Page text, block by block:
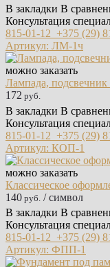
В закладки В
Консультация
815-01-12 +375 (29)
Артикул: ЛМ-1ч
можно заказать
Лампада,
172 руб.
В закладки В
Консультация
815-01-12 +375 (29)
Артикул: КОП-1
можно заказать
Классическое
140 руб. / символ
В закладки В
Консультация
815-01-12 +375 (29)
Артикул: ФПП-1